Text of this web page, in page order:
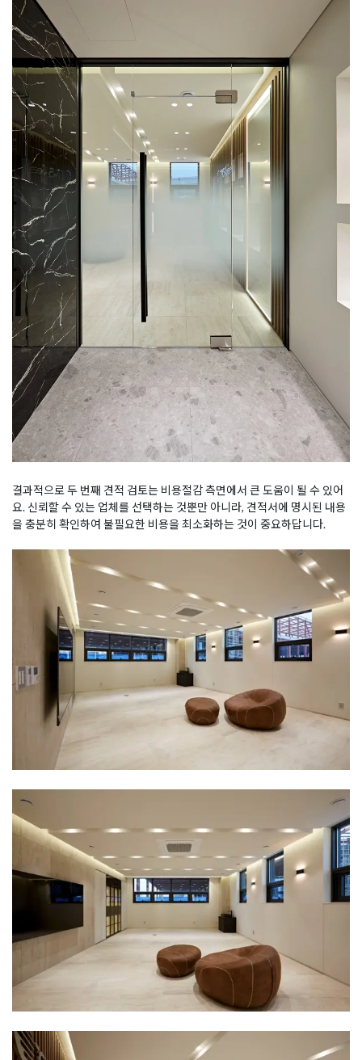
결과적으로 두 번째 견적 검토는 비용절감 측면에서 큰 도움이 될 수 있어
요. 신뢰할 수 있는 업체를 선택하는 것뿐만 아니라, 견적서에 명시된 내용
을 충분히 확인하여 불필요한 비용을 최소화하는 것이 중요하답니다.